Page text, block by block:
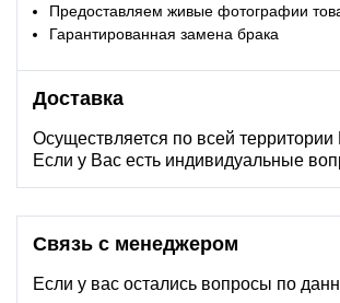
Предоставляем живые фотографии
Гарантированная замена брака
Доставка
Осуществляется по всей
Если у Вас есть индивидуальные
Связь с менеджером
Если у вас остались вопросы по